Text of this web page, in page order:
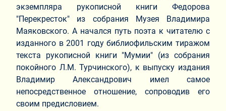
экземпляра рукописной книги Федорова
"Перекресток" из собрания Музея Владимира
Маяковского. А начался путь поэта к читателю с
изданного в 2001 году библиофильским тиражом
текста рукописной книги "Мумии" (из собрания
покойного Л.М. Турчинского), к выпуску издания
Владимир Александрович имел самое
непосредственное отношение, сопроводив его
своим предисловием.